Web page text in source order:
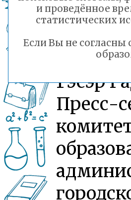
Гэсэр
Пресс-
и проведённое
статистических
Если Вы не